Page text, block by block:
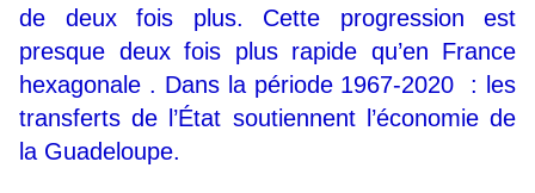
de deux fois plus. Cette progression est
presque deux fois plus rapide qu’en France
hexagonale . Dans la période 1967-2020 : les
transferts de l’État soutiennent l’économie de
la Guadeloupe.